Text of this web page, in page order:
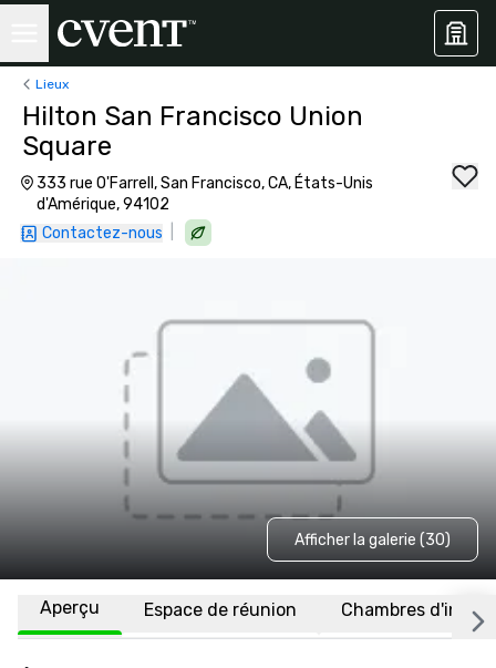
Lieux
Hilton San Francisco Union
Square
333 rue O'Farrell, San Francisco, CA, États-Unis
d'Amérique, 94102
Contactez-nous
Afficher la galerie (30)
Aperçu Espace de réunion Chambres